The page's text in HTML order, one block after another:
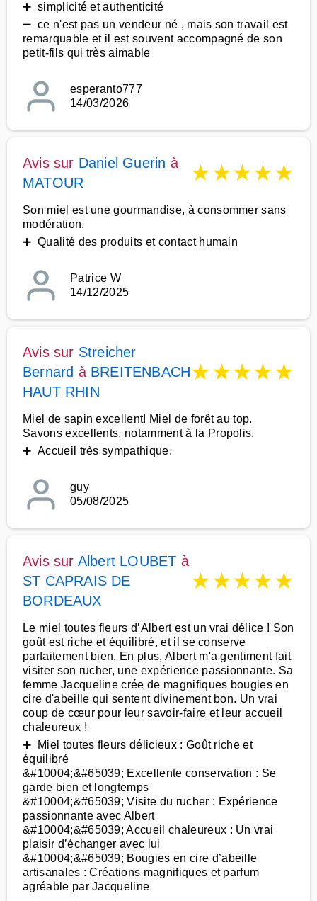
➕ simplicité et authenticité
➖ ce n'est pas un vendeur né , mais son travail est
remarquable et il est souvent accompagné de son
petit-fils qui très aimable
esperanto777
14/03/2026
Avis sur Daniel Guerin à
MATOUR
★★★★★
Son miel est une gourmandise, à consommer sans
modération.
➕ Qualité des produits et contact humain
Patrice W
14/12/2025
Avis sur Streicher
Bernard à BREITENBACH
HAUT RHIN
★★★★★
Miel de sapin excellent! Miel de forêt au top.
Savons excellents, notamment à la Propolis.
➕ Accueil très sympathique.
guy
05/08/2025
Avis sur Albert LOUBET à
ST CAPRAIS DE
BORDEAUX
★★★★★
Le miel toutes fleurs d’Albert est un vrai délice ! Son
goût est riche et équilibré, et il se conserve
parfaitement bien. En plus, Albert m'a gentiment fait
visiter son rucher, une expérience passionnante. Sa
femme Jacqueline crée de magnifiques bougies en
cire d'abeille qui sentent divinement bon. Un vrai
coup de cœur pour leur savoir-faire et leur accueil
chaleureux !
➕ Miel toutes fleurs délicieux : Goût riche et
équilibré
&#10004;&#65039; Excellente conservation : Se
garde bien et longtemps
&#10004;&#65039; Visite du rucher : Expérience
passionnante avec Albert
&#10004;&#65039; Accueil chaleureux : Un vrai
plaisir d’échanger avec lui
&#10004;&#65039; Bougies en cire d’abeille
artisanales : Créations magnifiques et parfum
agréable par Jacqueline